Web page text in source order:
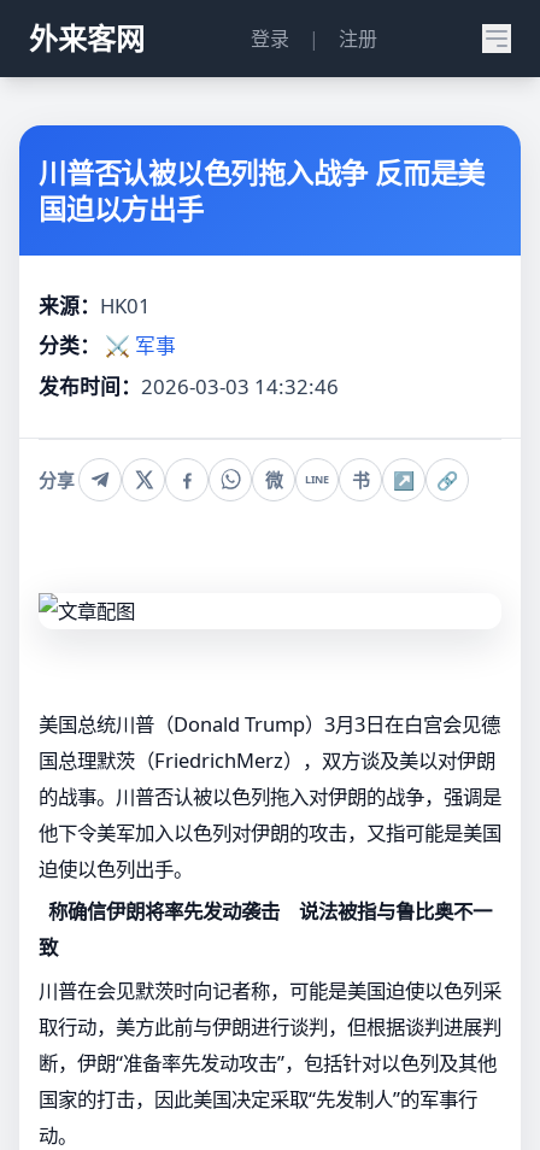
外来客网 登录 | 注册
川普否认被以色列拖入战争 反而是美
国迫以方出手
来源： HK01
分类：
⚔️ 军事
发布时间： 2026-03-03 14:32:46
分享 微 LINE 书 ↗ 🔗
美国总统川普（Donald Trump）3月3日在白宫会见德
国总理默茨（FriedrichMerz），双方谈及美以对伊朗
的战事。川普否认被以色列拖入对伊朗的战争，强调是
他下令美军加入以色列对伊朗的攻击，又指可能是美国
迫使以色列出手。
称确信伊朗将率先发动袭击 说法被指与鲁比奥不一
致
川普在会见默茨时向记者称，可能是美国迫使以色列采
取行动，美方此前与伊朗进行谈判，但根据谈判进展判
断，伊朗“准备率先发动攻击”，包括针对以色列及其他
国家的打击，因此美国决定采取“先发制人”的军事行
动。